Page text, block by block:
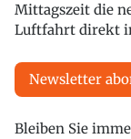
Mittagszeit die
Luftfahrt direkt
Newsletter
Bleiben Sie